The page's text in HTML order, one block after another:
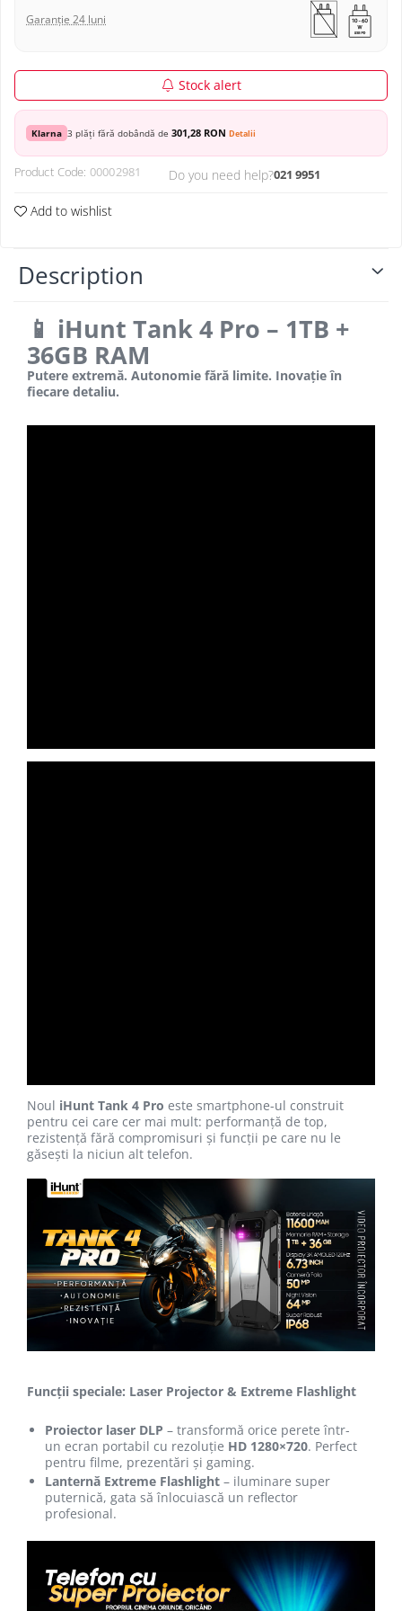
Garanție 24 luni
Stock alert
Klarna 3 plăți fără dobândă de 301,28 RON Detalii
Product Code: 00002981 Do you need help?021 9951
Add to wishlist
Description
📱 iHunt Tank 4 Pro – 1TB +
36GB RAM
Putere extremă. Autonomie fără limite. Inovație în
fiecare detaliu.
Noul iHunt Tank 4 Pro este smartphone-ul construit
pentru cei care cer mai mult: performanță de top,
rezistență fără compromisuri și funcții pe care nu le
găsești la niciun alt telefon.
Funcții speciale: Laser Projector & Extreme Flashlight
Proiector laser DLP – transformă orice perete într-
un ecran portabil cu rezoluție HD 1280×720. Perfect
pentru filme, prezentări și gaming.
Lanternă Extreme Flashlight – iluminare super
puternică, gata să înlocuiască un reflector
profesional.